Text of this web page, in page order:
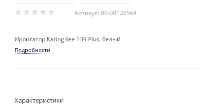
Артикул: 00-00128564
Ирригатор KaringBee 139 Plus, белый
Подробности
Характеристики